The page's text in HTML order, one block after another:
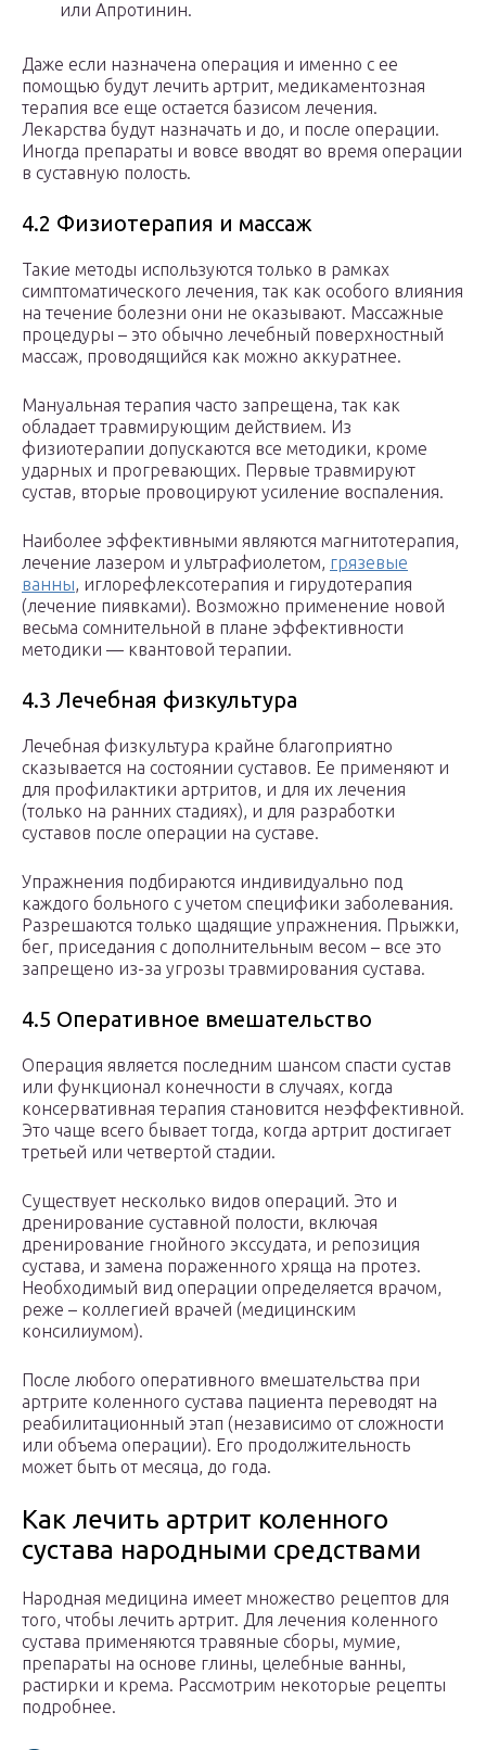
или Апротинин.
Даже если назначена операция и именно с ее
помощью будут лечить артрит, медикаментозная
терапия все еще остается базисом лечения.
Лекарства будут назначать и до, и после операции.
Иногда препараты и вовсе вводят во время операции
в суставную полость.
4.2 Физиотерапия и массаж
Такие методы используются только в рамках
симптоматического лечения, так как особого влияния
на течение болезни они не оказывают. Массажные
процедуры – это обычно лечебный поверхностный
массаж, проводящийся как можно аккуратнее.
Мануальная терапия часто запрещена, так как
обладает травмирующим действием. Из
физиотерапии допускаются все методики, кроме
ударных и прогревающих. Первые травмируют
сустав, вторые провоцируют усиление воспаления.
Наиболее эффективными являются магнитотерапия,
лечение лазером и ультрафиолетом, грязевые
ванны, иглорефлексотерапия и гирудотерапия
(лечение пиявками). Возможно применение новой
весьма сомнительной в плане эффективности
методики — квантовой терапии.
4.3 Лечебная физкультура
Лечебная физкультура крайне благоприятно
сказывается на состоянии суставов. Ее применяют и
для профилактики артритов, и для их лечения
(только на ранних стадиях), и для разработки
суставов после операции на суставе.
Упражнения подбираются индивидуально под
каждого больного с учетом специфики заболевания.
Разрешаются только щадящие упражнения. Прыжки,
бег, приседания с дополнительным весом – все это
запрещено из-за угрозы травмирования сустава.
4.5 Оперативное вмешательство
Операция является последним шансом спасти сустав
или функционал конечности в случаях, когда
консервативная терапия становится неэффективной.
Это чаще всего бывает тогда, когда артрит достигает
третьей или четвертой стадии.
Существует несколько видов операций. Это и
дренирование суставной полости, включая
дренирование гнойного экссудата, и репозиция
сустава, и замена пораженного хряща на протез.
Необходимый вид операции определяется врачом,
реже – коллегией врачей (медицинским
консилиумом).
После любого оперативного вмешательства при
артрите коленного сустава пациента переводят на
реабилитационный этап (независимо от сложности
или объема операции). Его продолжительность
может быть от месяца, до года.
Как лечить артрит коленного
сустава народными средствами
Народная медицина имеет множество рецептов для
того, чтобы лечить артрит. Для лечения коленного
сустава применяются травяные сборы, мумие,
препараты на основе глины, целебные ванны,
растирки и крема. Рассмотрим некоторые рецепты
подробнее.